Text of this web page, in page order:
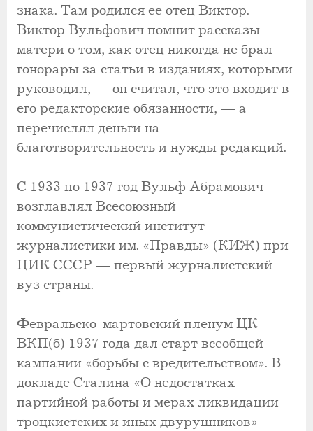
знака. Там родился ее отец Виктор.
Виктор Вульфович помнит рассказы
матери о том, как отец никогда не брал
гонорары за статьи в изданиях, которыми
руководил, — он считал, что это входит в
его редакторские обязанности, — а
перечислял деньги на
благотворительность и нужды редакций.
С 1933 по 1937 год Вульф Абрамович
возглавлял Всесоюзный
коммунистический институт
журналистики им. «Правды» (КИЖ) при
ЦИК СССР — первый журналистский
вуз страны.
Февральско-мартовский пленум ЦК
ВКП(б) 1937 года дал старт всеобщей
кампании «борьбы с вредительством». В
докладе Сталина «О недостатках
партийной работы и мерах ликвидации
троцкистских и иных двурушников»